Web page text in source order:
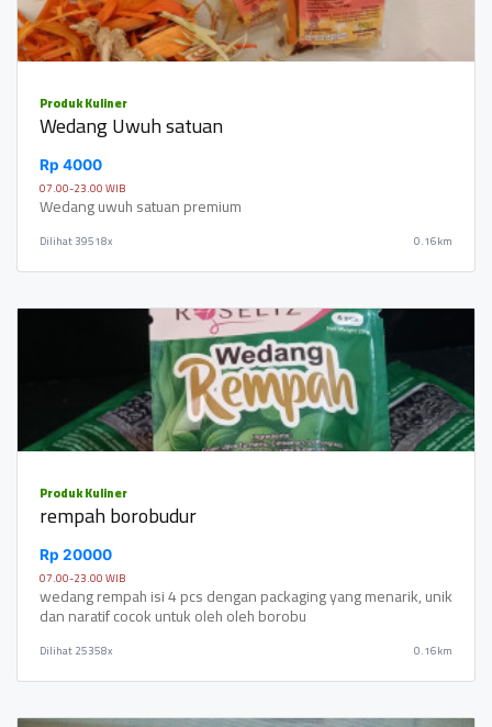
Produk Kuliner
Wedang Uwuh satuan
Rp 4000
07.00-23.00 WIB
Wedang uwuh satuan premium
Dilihat39518x 0.16km
Produk Kuliner
rempah borobudur
Rp 20000
07.00-23.00 WIB
wedang rempah isi 4 pcs dengan packaging yang menarik, unik
dan naratif cocok untuk oleh oleh borobu
Dilihat25358x 0.16km